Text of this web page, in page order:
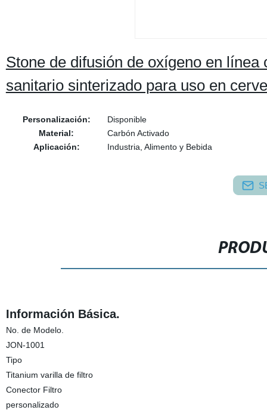
Stone de difusión de oxígeno en
sanitario sinterizado para uso en
Personalización:
Disponible
Material:
Carbón Activado
Aplicación:
Industria, Alimento y Bebida
Información Básica.
No. de Modelo.
JON-1001
Tipo
Titanium varilla de filtro
Conector Filtro
personalizado